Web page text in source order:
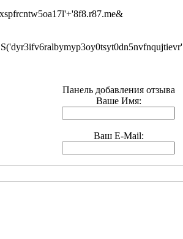
Панель добавления отзыва
Ваше Имя:
Ваш E-Mail: